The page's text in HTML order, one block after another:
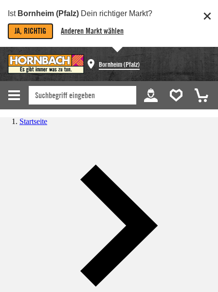
Ist Bornheim (Pfalz) Dein richtiger Markt?
JA, RICHTIG Anderen Markt wählen
Bornheim (Pfalz)
Startseite